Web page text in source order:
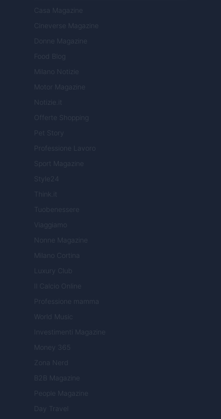
Casa Magazine
Cineverse Magazine
Donne Magazine
Food Blog
Milano Notizie
Motor Magazine
Notizie.it
Offerte Shopping
Pet Story
Professione Lavoro
Sport Magazine
Style24
Think.it
Tuobenessere
Viaggiamo
Nonne Magazine
Milano Cortina
Luxury Club
Il Calcio Online
Professione mamma
World Music
Investimenti Magazine
Money 365
Zona Nerd
B2B Magazine
People Magazine
Day Travel